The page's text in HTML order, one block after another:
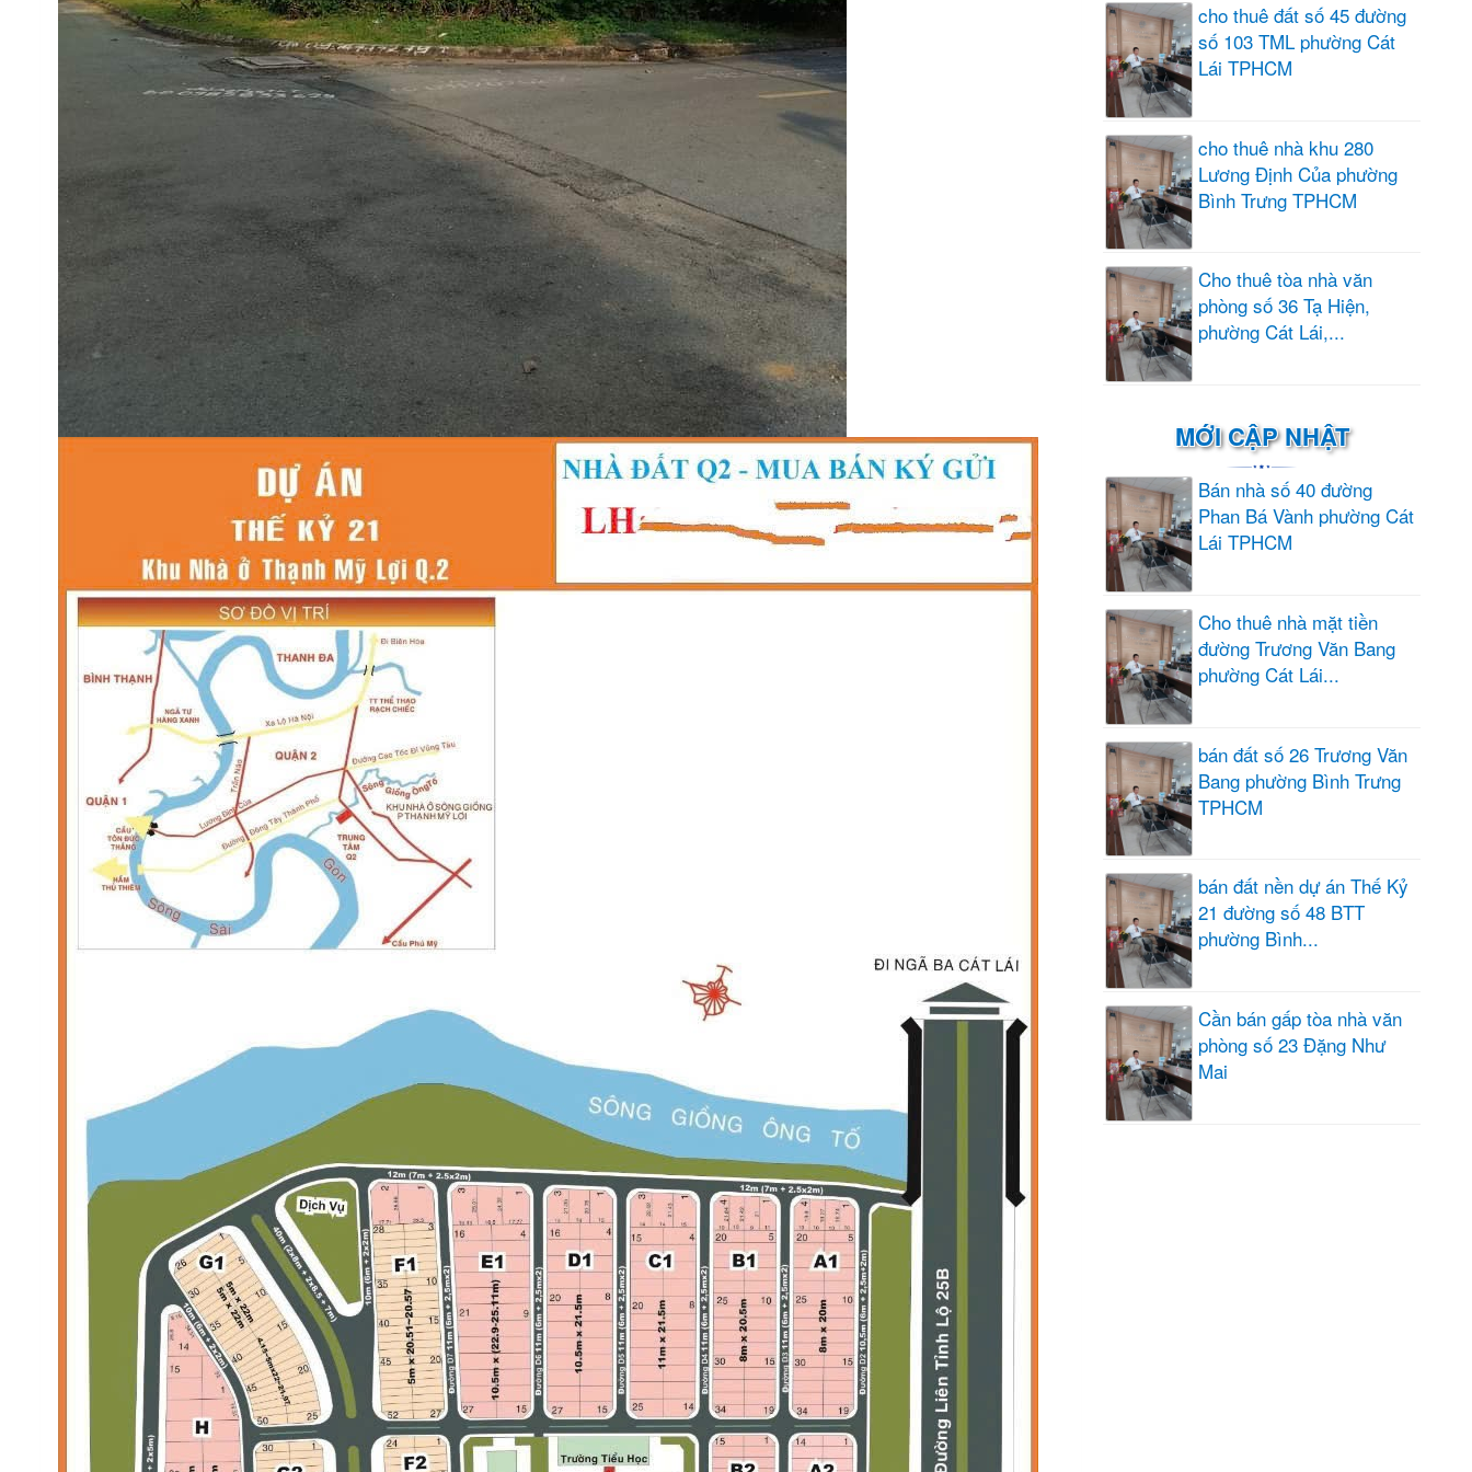
cho thuê đất số 45 đường
số 103 TML phường Cát
Lái TPHCM
cho thuê nhà khu 280
Lương Định Của phường
Bình Trưng TPHCM
Cho thuê tòa nhà văn
phòng số 36 Tạ Hiện,
phường Cát Lái,...
MỚI CẬP NHẬT
Bán nhà số 40 đường
Phan Bá Vành phường Cát
Lái TPHCM
Cho thuê nhà mặt tiền
đường Trương Văn Bang
phường Cát Lái...
bán đất số 26 Trương Văn
Bang phường Bình Trưng
TPHCM
bán đất nền dự án Thế Kỷ
21 đường số 48 BTT
phường Bình...
Cần bán gấp tòa nhà văn
phòng số 23 Đặng Như
Mai